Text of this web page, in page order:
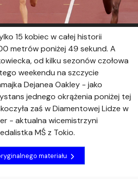
15 kobiec w całej historii
metrów poniżej 49 sekund. A
od kilku sezonów czołowa
weekendu na szczycie
Dejanea Oakley - jako
jednego okrążenia poniżej tej
zaś w Diamentowej Lidze w
- aktualna wicemistrzyni
MŚ z Tokio.
materiału